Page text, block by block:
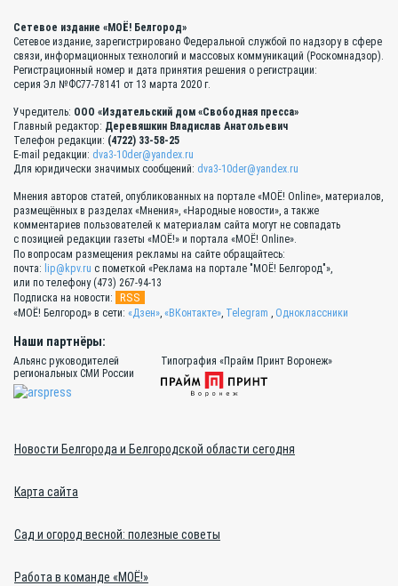
Сетевое издание «МОЁ! Белгород»
Сетевое издание, зарегистрировано Федеральной службой по надзору в сфере
связи, информационных технологий и массовых коммуникаций (Роскомнадзор).
Регистрационный номер и дата принятия решения о регистрации:
серия Эл №ФС77-78141 от 13 марта 2020 г.
Учредитель: ООО «Издательский дом «Свободная пресса»
Главный редактор: Деревяшкин Владислав Анатольевич
Телефон редакции: (4722) 33-58-25
E-mail редакции: dva3-10der@yandex.ru
Для юридически значимых сообщений: dva3-10der@yandex.ru
Мнения авторов статей, опубликованных на портале «МОЁ! Online», материалов,
размещённых в разделах «Мнения», «Народные новости», а также
комментариев пользователей к материалам сайта могут не совпадать
с позицией редакции газеты «МОЁ!» и портала «МОЁ! Online».
По вопросам размещения рекламы на сайте обращайтесь:
почта: lip@kpv.ru с пометкой «Реклама на портале "МОЁ! Белгород"»,
или по телефону (473) 267-94-13
Подписка на новости:
RSS
«МОЁ! Белгород» в сети: «Дзен» «ВКонтакте» Telegram Одноклассники
Наши партнёры:
Альянс руководителей
региональных СМИ России
Типография «Прайм Принт Воронеж»
Новости Белгорода и Белгородской области сегодня
Карта сайта
Сад и огород весной: полезные советы
Работа в команде «МОЁ!»